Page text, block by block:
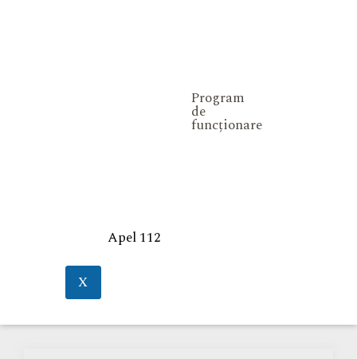
Program
de
funcționare
Apel 112
X